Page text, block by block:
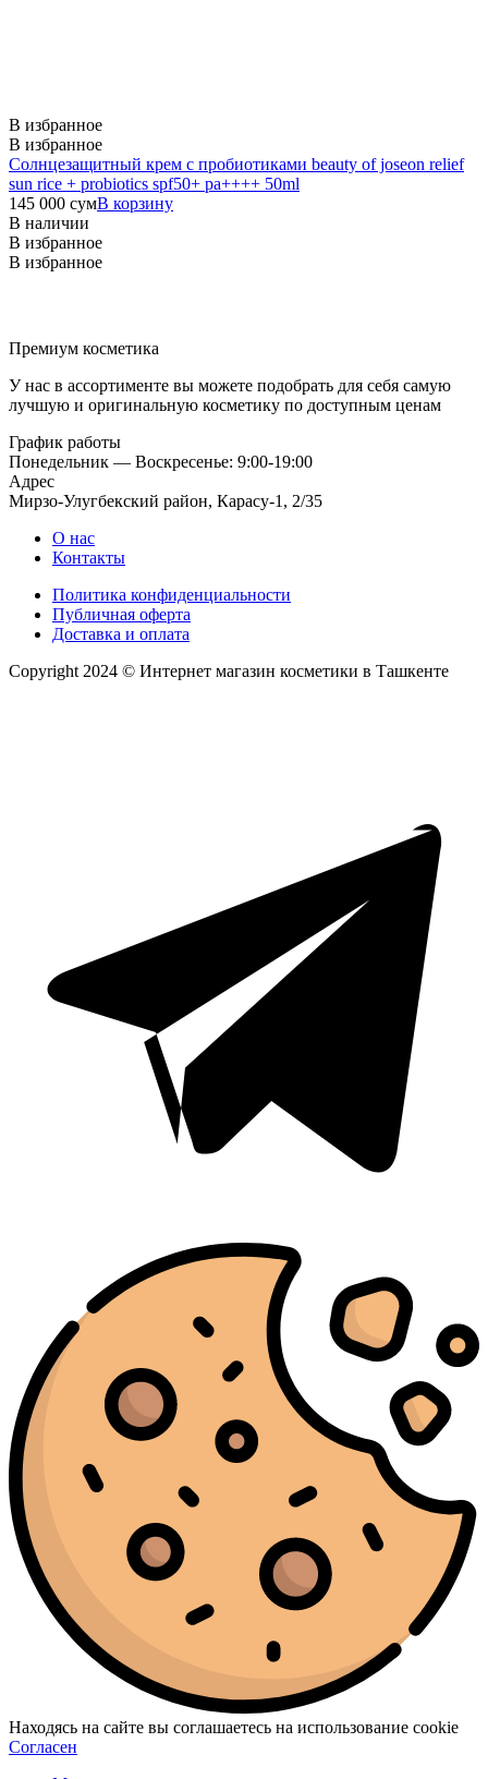
В избранное
В избранное
Солнцезащитный крем с пробиотиками beauty of joseon relief
sun rice + probiotics spf50+ pa++++ 50ml
145 000 сумВ корзину
В наличии
В избранное
В избранное
Премиум косметика
У нас в ассортименте вы можете подобрать для себя самую
лучшую и оригинальную косметику по доступным ценам
График работы
Понедельник — Воскресенье: 9:00-19:00
Адрес
Мирзо-Улугбекский район, Карасу-1, 2/35
О нас
Контакты
Политика конфиденциальности
Публичная оферта
Доставка и оплата
Copyright 2024 © Интернет магазин косметики в Ташкенте
Находясь на сайте вы соглашаетесь на использование cookie
Согласен